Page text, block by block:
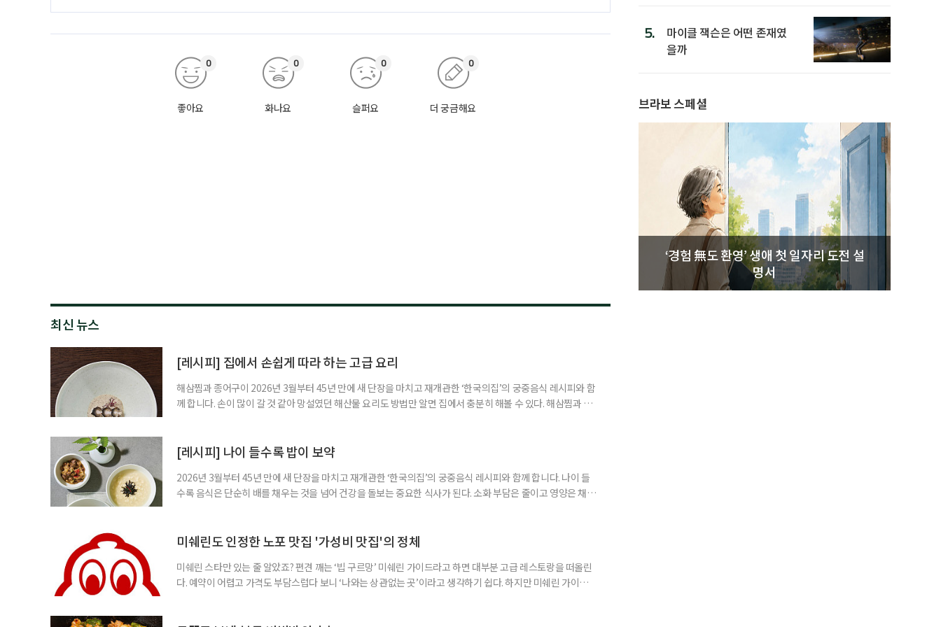
좋아요
0
화나요
0
슬퍼요
0
더 궁금해요
0
최신 뉴스
[레시피] 집에서 손쉽게 따라 하는 고급 요리
해삼찜과 종어구이 2026년 3월부터 45년 만에 새 단장을 마치고 재개관한 ‘한국의집’의 궁중음식 레시피와 함
께 합니다. 손이 많이 갈 것 같아 망설였던 해산물 요리도 방법만 알면 집에서 충분히 해볼 수 있다. 해삼찜과 종
강식’으로 바뀌는 경험을 하게 된다. 쫄깃함 대신 부드럽게, 건강을 담은 해삼찜 해삼은 손질이
[레시피] 나이 들수록 밥이 보약
2026년 3월부터 45년 만에 새 단장을 마치고 재개관한 ‘한국의집’의 궁중음식 레시피와 함께 합니다. 나이 들
수록 음식은 단순히 배를 채우는 것을 넘어 건강을 돌보는 중요한 식사가 된다. 소화 부담은 줄이고 영양은 채우
보리밥은 중장년 식탁에 특히 잘 어울리는 메뉴다. 전통의 지혜와 건강한 재료가 담긴 두 가지 요리를
미쉐린도 인정한 노포 맛집 '가성비 맛집'의 정체
미쉐린 스타만 있는 줄 알았죠? 편견 깨는 ‘빕 구르망’ 미쉐린 가이드라고 하면 대부분 고급 레스토랑을 떠올린
다. 예약이 어렵고 가격도 부담스럽다 보니 ‘나와는 상관없는 곳’이라고 생각하기 쉽다. 하지만 미쉐린 가이드
5.
마이클 잭슨은 어떤 존재였
을까
브라보 스페셜
‘경험 無도 환영’ 생애 첫 일자리 도전 설
명서